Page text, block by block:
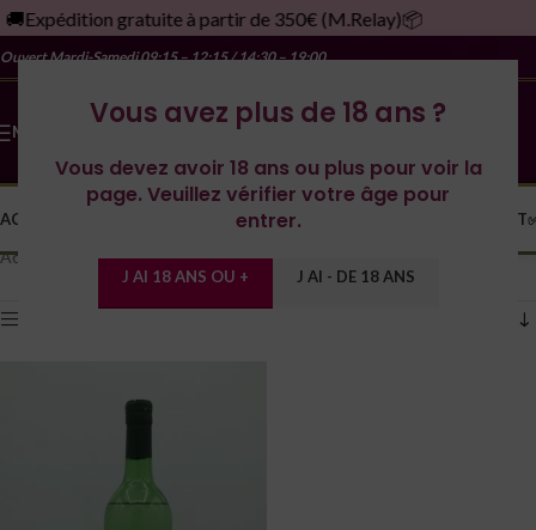
Vous avez plus de 18 ans ?
Vous devez avoir 18 ans ou plus pour voir la
page. Veuillez vérifier votre âge pour
entrer.
J AI 18 ANS OU + J AI - DE 18 ANS
gratuite à partir de 350€ (M.Relay)📦
Ouvert Mardi-Samedi09:15 – 12:15 / 14:30 – 19:00
MENU
ACCUEIL LES DOMAINESYONNE CONTACT
Accueil Domaine/Vida